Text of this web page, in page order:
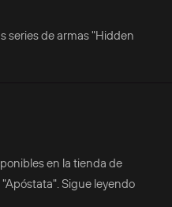
series de armas "Hidden
en la tienda de
Sigue leyendo